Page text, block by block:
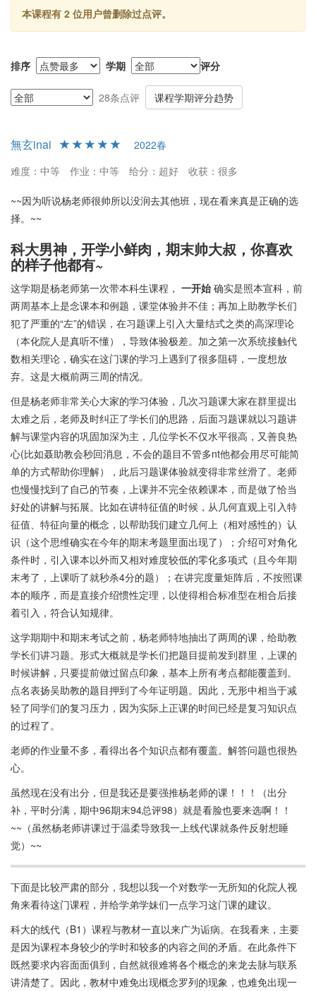
点。此外，课后资源丰富，助教们在群内积极分享习题课的讲义以
及复习资料。
考试与给分
杨老师在考试前会留出时间专门进行复习课，助教团队也会准备详
细的复习讲义，帮助学生掌握知识框架。考试重视考察计算能力及
对课程内容的熟悉程度。而且，杨老师的给分普遍被认为慷慨，即
的总评，优秀率较高。
总评
总体来说，杨金榜老师的《线性代数(B1)》课程在教学内容、考试
准备和助教支持上表现出色。虽然教学方法在初期稍显不足，但后
合那些愿意结合课外资源进行自学，且希望在友好评分政策下取得
好成绩的学生。
本课程有 2 位用户曾删除过点评。
排序 学期 评分
28条点评 课程学期评分趋势
無玄inai
2022春
难度：中等
作业：中等 给分：超好 收获：很多
~~因为听说杨老师很帅所以没润去其他班，现在看来真是正确的选
择。~~
科大男神，开学小鲜肉，期末帅大叔，你喜欢
的样子他都有~
这学期是杨老师第一次带本科生课程， 一开始 确实是照本宣科，前
两周基本上是念课本和例题，课堂体验并不佳；再加上助教学长们
犯了严重的“左”的错误，在习题课上引入大量结式之类的高深理论
（本化院人是真听不懂），导致体验极差。加之第一次系统接触代
数相关理论，确实在这门课的学习上遇到了很多阻碍，一度想放
弃。这是大概前两三周的情况。
但是杨老师非常关心大家的学习体验，几次习题课大家在群里提出
太难之后，老师及时纠正了学长们的思路，后面习题课就以习题讲
解与课堂内容的巩固加深为主，几位学长不仅水平很高，又善良热
心(比如聂助教会秒回消息，不会的题目不管多nt他都会用尽可能简
单的方式帮助你理解），此后习题课体验就变得非常丝滑了。老师
也慢慢找到了自己的节奏，上课并不完全依赖课本，而是做了恰当
好处的讲解与拓展。比如在讲特征值的时候，从几何直观上引入特
征值、特征向量的概念，以帮助我们建立几何上（相对感性的）认
识（这个思维确实在今年的期末考题里面出现了）；介绍可对角化
条件时，引入课本以外而又相对难度较低的零化多项式（且今年期
末考了，上课听了就秒杀4分的题）；在讲完度量矩阵后，不按照课
本的顺序，而是直接介绍惯性定理，以使得相合标准型在相合后接
着引入，符合认知规律。
这学期期中和期末考试之前，杨老师特地抽出了两周的课，给助教
学长们讲习题。形式大概就是学长们把题目提前发到群里，上课的
时候讲解，只要提前做过留点印象，基本上所有考点都能覆盖到。
点名表扬吴助教的题目押到了今年证明题。因此，无形中相当于减
轻了同学们的复习压力，因为实际上正课的时间已经是复习知识点
的过程了。
老师的作业量不多，看得出各个知识点都有覆盖。解答问题也很热
心。
虽然现在没有出分，但是我还是要强推杨老师的课！！！（出分
补，平时分满，期中96期末94总评98）就是看脸也要来选啊！！
~~（虽然杨老师讲课过于温柔导致我一上线代课就条件反射想睡
觉）~~
下面是比较严肃的部分，我想以我一个对数学一无所知的化院人视
角来看待这门课程，并给学弟学妹们一点学习这门课的建议。
科大的线代（B1）课程与教材一直以来广为诟病。在我看来，主要
是因为课程本身较少的学时和较多的内容之间的矛盾。在此条件下
既然要求内容面面俱到，自然就很难将各个概念的来龙去脉与联系
讲清楚了。因此，教材中难免出现概念罗列的现象，也难免出现一